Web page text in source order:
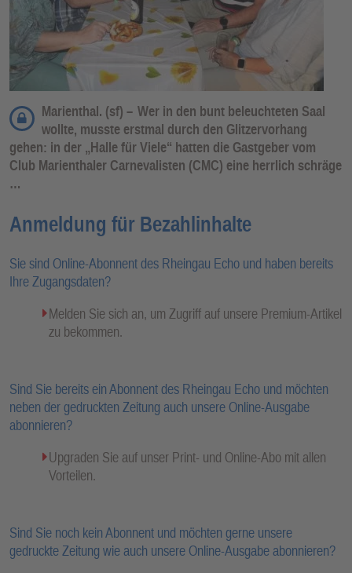
Marienthal. (sf) – Wer in den bunt beleuchteten Saal
wollte, musste erstmal durch den Glitzervorhang
gehen: in der „Halle für Viele“ hatten die Gastgeber vom
Club Marienthaler Carnevalisten (CMC) eine herrlich schräge
…
Anmeldung für Bezahlinhalte
Sie sind Online-Abonnent des Rheingau Echo und haben bereits
Ihre Zugangsdaten?
Melden Sie sich an, um Zugriff auf unsere Premium-Artikel
zu bekommen.
Sind Sie bereits ein Abonnent des Rheingau Echo und möchten
neben der gedruckten Zeitung auch unsere Online-Ausgabe
abonnieren?
Upgraden Sie auf unser Print- und Online-Abo mit allen
Vorteilen.
Sind Sie noch kein Abonnent und möchten gerne unsere
gedruckte Zeitung wie auch unsere Online-Ausgabe abonnieren?